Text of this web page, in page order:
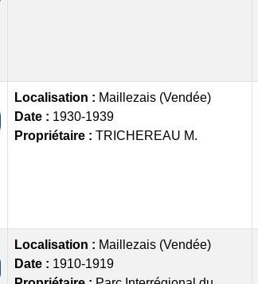
Localisation : Maillezais (Vendée)
Date : 1930-1939
Propriétaire : TRICHEREAU M.
Localisation : Maillezais (Vendée)
Date : 1910-1919